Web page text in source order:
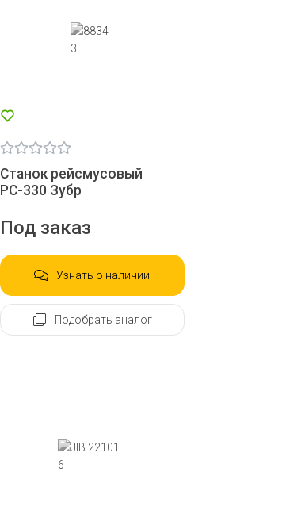
Станок рейсмусовый
РС-330 Зубр
Под заказ
Узнать о наличии
Подобрать аналог